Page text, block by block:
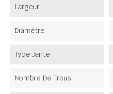
Largeur
Diamètre
Type Jante
Nombre De Trous